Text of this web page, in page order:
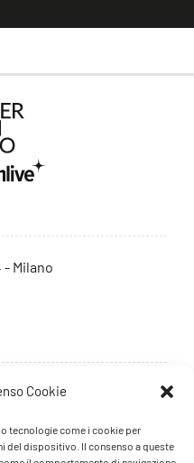
Cookie
tecnologie come i cookie per
del dispositivo. Il consenso a queste
- Milano